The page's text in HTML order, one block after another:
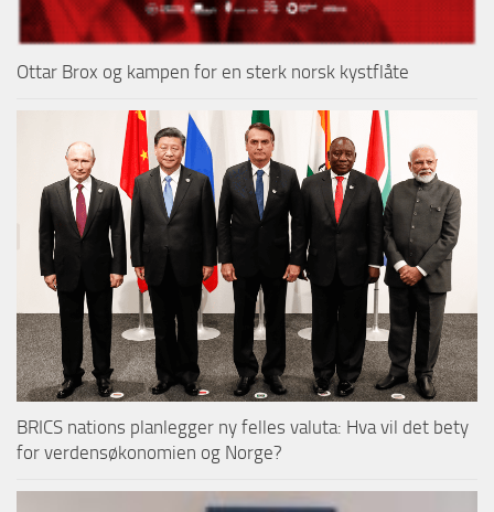
Ottar Brox og kampen for en sterk norsk kystflåte
BRICS nations planlegger ny felles valuta: Hva vil det bety
for verdensøkonomien og Norge?